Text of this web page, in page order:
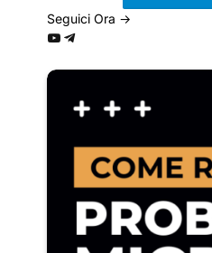
Seguici Ora →
GoogleYouTube